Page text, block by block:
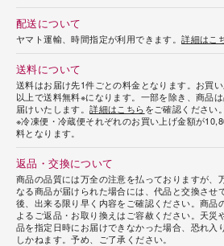
配送について
ヤマト運輸、時間指定が利用できます。詳細はこ
送料について
送料はお届け先1件ごとの料金となります。お買
以上で送料無料※になります。一部を除き、商品
届けいたします。詳細はこちらをご確認ください。
※冷凍便・冷蔵便それぞれのお買い上げ金額が
料となります。
返品・交換について
商品の品質には万全の注意を払っておりますが、
なる商品が届けられた場合には、代品と交換させ
後、出来る限り早く内容をご確認ください。商品
よるご返品・お取り換えはご容赦ください。天災
品を指定日時にお届けできなかった場合、恐れ入
しかねます。予め、ご了承ください。